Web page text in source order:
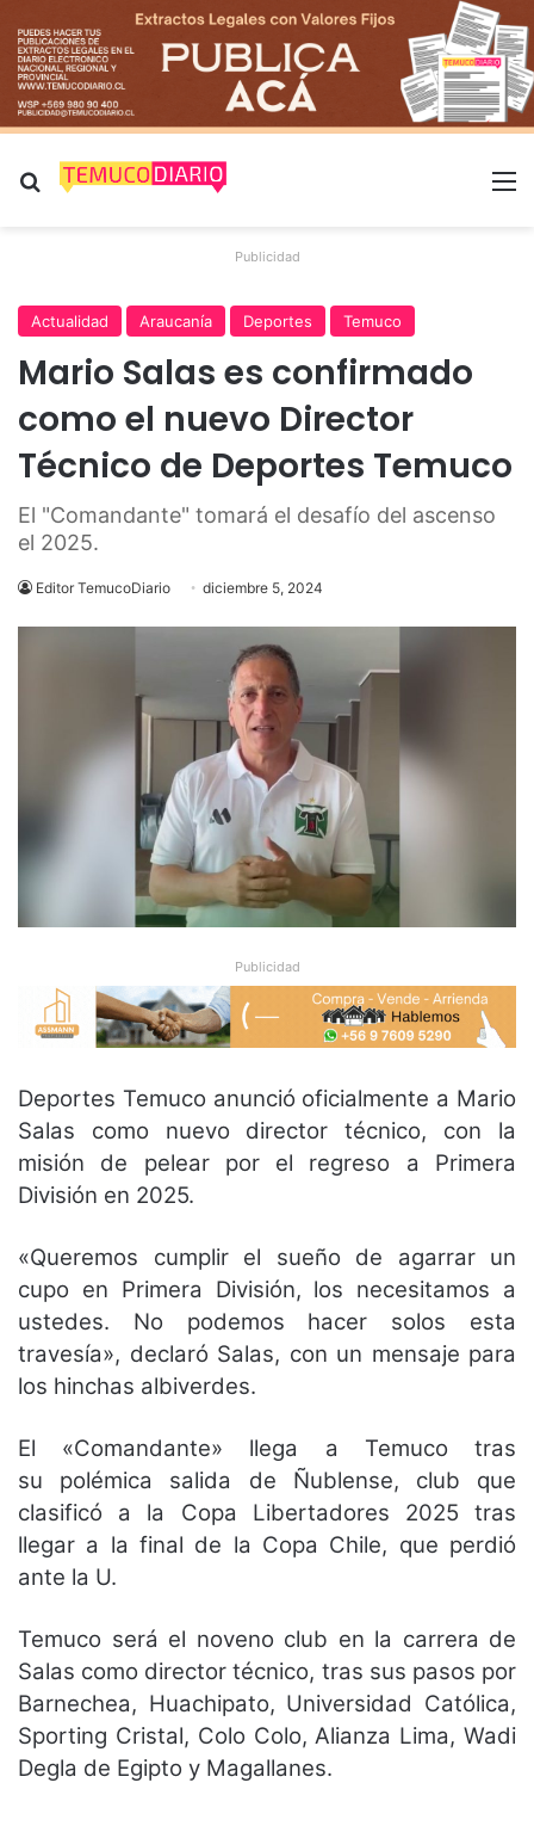
Buscar por
Publicidad
Actualidad Araucanía Deportes Temuco
Mario Salas es confirmado
como el nuevo Director
Técnico de Deportes Temuco
El "Comandante" tomará el desafío del ascenso
el 2025.
Editor TemucoDiario diciembre 5, 2024
Publicidad
Deportes Temuco anunció oficialmente a Mario
Salas como nuevo director técnico, con la
misión de pelear por el regreso a Primera
División en 2025.
«Queremos cumplir el sueño de agarrar un
cupo en Primera División, los necesitamos a
ustedes. No podemos hacer solos esta
travesía», declaró Salas, con un mensaje para
los hinchas albiverdes.
El «Comandante» llega a Temuco tras
su polémica salida de Ñublense, club que
clasificó a la Copa Libertadores 2025 tras
llegar a la final de la Copa Chile, que perdió
ante la U.
Temuco será el noveno club en la carrera de
Salas como director técnico, tras sus pasos por
Barnechea, Huachipato, Universidad Católica,
Sporting Cristal, Colo Colo, Alianza Lima, Wadi
Degla de Egipto y Magallanes.